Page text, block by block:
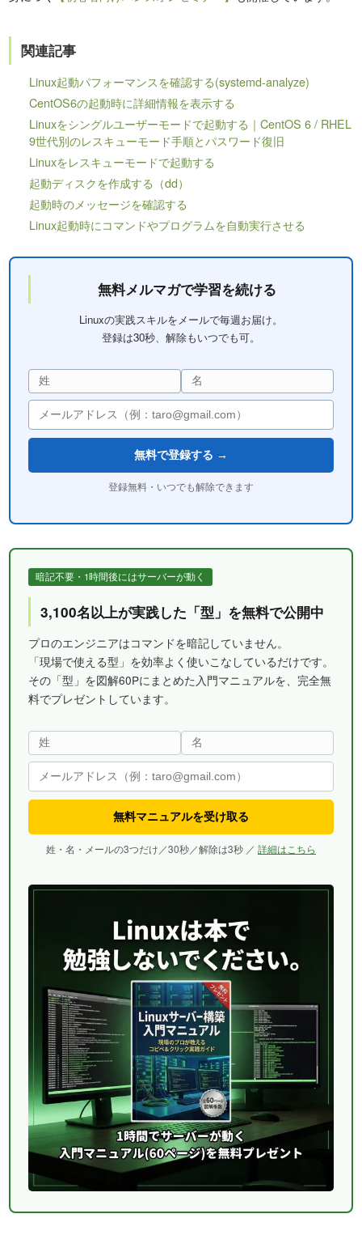
関連記事
Linux起動パフォーマンスを確認する(systemd-analyze)
CentOS6の起動時に詳細情報を表示する
Linuxをシングルユーザーモードで起動する｜CentOS 6 / RHEL
9世代別のレスキューモード手順とパスワード復旧
Linuxをレスキューモードで起動する
起動ディスクを作成する（dd）
起動時のメッセージを確認する
Linux起動時にコマンドやプログラムを自動実行させる
無料メルマガで学習を続ける
Linuxの実践スキルをメールで毎週お届け。
登録は30秒、解除もいつでも可。
無料で登録する →
登録無料・いつでも解除できます
暗記不要・1時間後にはサーバーが動く
3,100名以上が実践した「型」を無料で公開中
プロのエンジニアはコマンドを暗記していません。
「現場で使える型」を効率よく使いこなしているだけです。
その「型」を図解60Pにまとめた入門マニュアルを、完全無
料でプレゼントしています。
無料マニュアルを受け取る
姓・名・メールの3つだけ／30秒／解除は3秒 ／ 詳細はこちら